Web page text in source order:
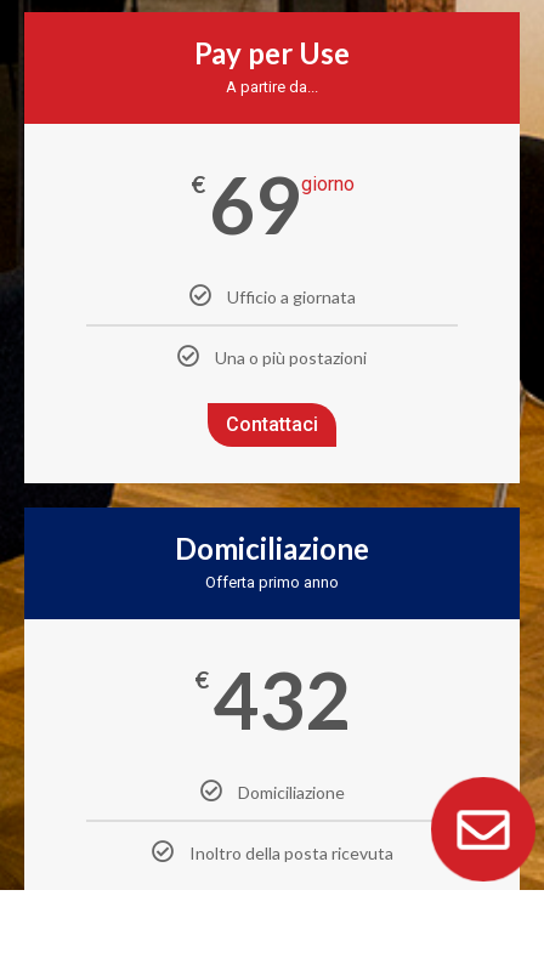
Pay per Use
A partire da...
€ 69giorno
Ufficio a giornata
Una o più postazioni
Contattaci
Domiciliazione
Offerta primo anno
€432
Domiciliazione
Inoltro della posta ricevuta